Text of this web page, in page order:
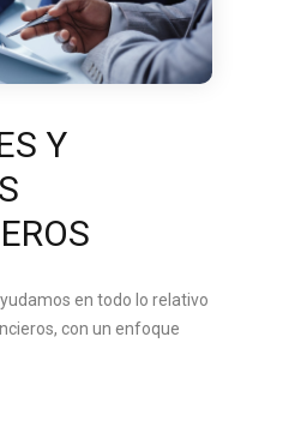
Y
en todo lo relativo
con un enfoque